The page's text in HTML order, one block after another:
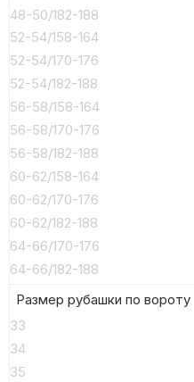
48-50/182-188
52-54/158-164
52-54/170-176
52-54/182-188
56-58/158-164
56-58/170-176
56-58/182-188
60-62/158-164
60-62/170-176
60-62/182-188
64-66/170-176
64-66/182-188
Размер рубашки по вороту
33
34
35